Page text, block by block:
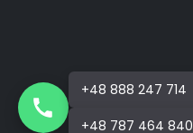
+48 888 247 714
+48 787 464 840